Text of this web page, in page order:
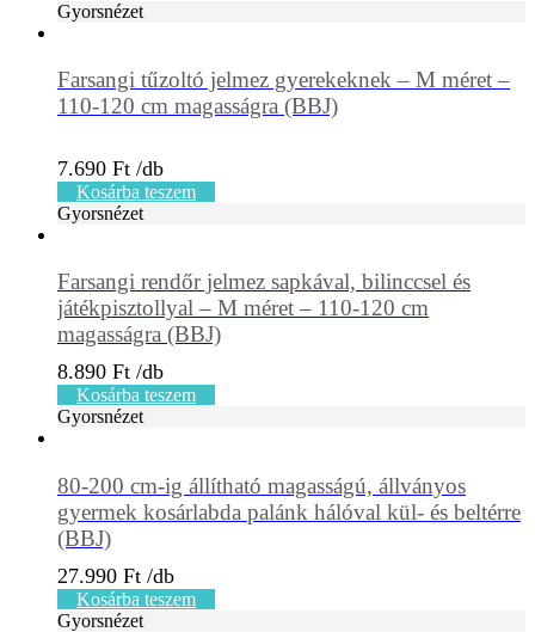
Gyorsnézet
Farsangi tűzoltó jelmez gyerekeknek – M méret –
110-120 cm magasságra (BBJ)
7.690 Ft
Kosárba teszem
Gyorsnézet
Farsangi rendőr jelmez sapkával, bilinccsel és
játékpisztollyal – M méret – 110-120 cm
magasságra (BBJ)
8.890 Ft
Kosárba teszem
Gyorsnézet
80-200 cm-ig állítható magasságú, állványos
gyermek kosárlabda palánk hálóval kül- és beltérre
(BBJ)
27.990 Ft
Kosárba teszem
Gyorsnézet